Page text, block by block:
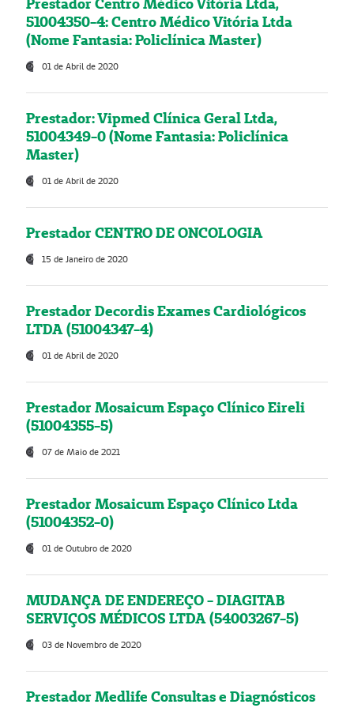
51004350-4: Centro Médico Vitória Ltda
(Nome Fantasia: Policlínica Master)
01 de Abril de 2020
Prestador: Vipmed Clínica Geral Ltda,
51004349-0 (Nome Fantasia: Policlínica
Master)
01 de Abril de 2020
Prestador CENTRO DE ONCOLOGIA
15 de Janeiro de 2020
Prestador Decordis Exames Cardiológicos
LTDA (51004347-4)
01 de Abril de 2020
Prestador Mosaicum Espaço Clínico Eireli
(51004355-5)
07 de Maio de 2021
Prestador Mosaicum Espaço Clínico Ltda
(51004352-0)
01 de Outubro de 2020
MUDANÇA DE ENDEREÇO - DIAGITAB
SERVIÇOS MÉDICOS LTDA (54003267-5)
03 de Novembro de 2020
Prestador Medlife Consultas e Diagnósticos